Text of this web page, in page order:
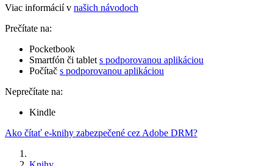
Viac informácií v našich návodoch
Prečítate na:
Pocketbook
Smartfón či tablet s podporovanou aplikáciou
Počítač s podporovanou aplikáciou
Neprečítate na:
Kindle
Ako čítať e-knihy zabezpečené cez Adobe DRM?